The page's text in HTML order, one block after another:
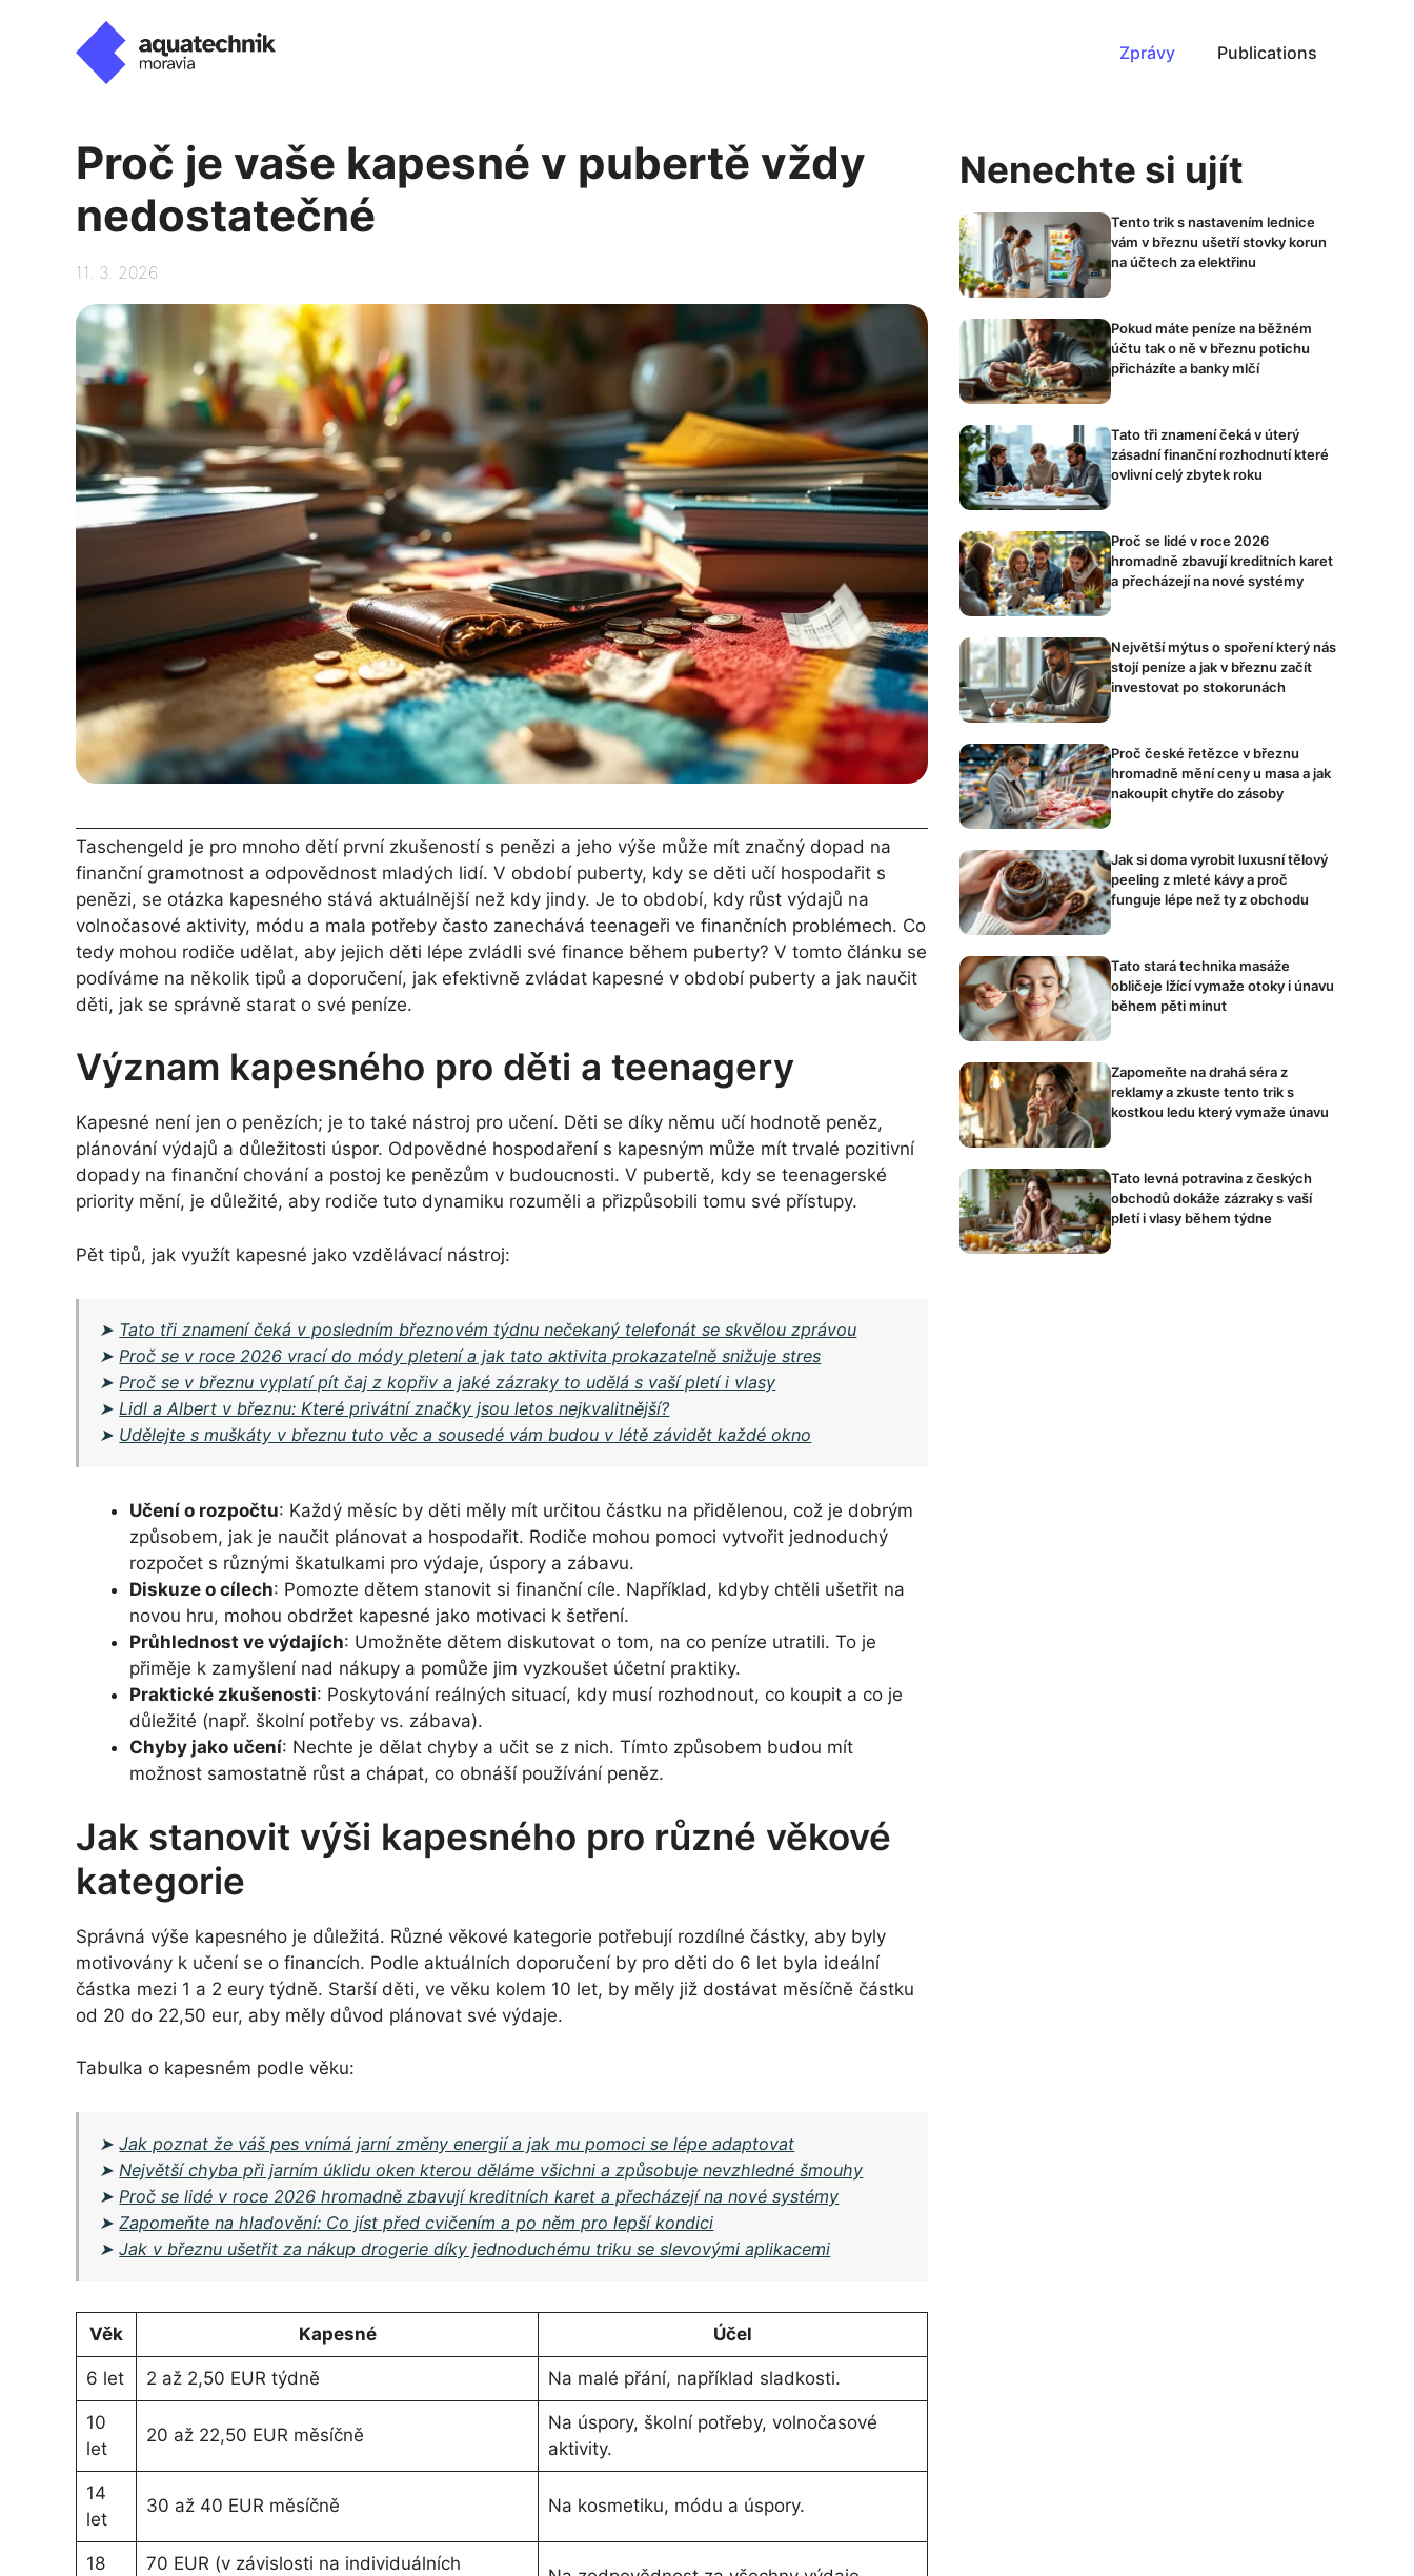
Zprávy Publications
Proč je vaše kapesné v pubertě vždy
nedostatečné
11. 3. 2026
Taschengeld je pro mnoho dětí první zkušeností s penězi a jeho výše může mít značný dopad na
finanční gramotnost a odpovědnost mladých lidí. V období puberty, kdy se děti učí hospodařit s
penězi, se otázka kapesného stává aktuálnější než kdy jindy. Je to období, kdy růst výdajů na
volnočasové aktivity, módu a mala potřeby často zanechává teenageři ve finančních problémech. Co
tedy mohou rodiče udělat, aby jejich děti lépe zvládli své finance během puberty? V tomto článku se
podíváme na několik tipů a doporučení, jak efektivně zvládat kapesné v období puberty a jak naučit
děti, jak se správně starat o své peníze.
Význam kapesného pro děti a teenagery
Kapesné není jen o penězích; je to také nástroj pro učení. Děti se díky němu učí hodnotě peněz,
plánování výdajů a důležitosti úspor. Odpovědné hospodaření s kapesným může mít trvalé pozitivní
dopady na finanční chování a postoj ke penězům v budoucnosti. V pubertě, kdy se teenagerské
priority mění, je důležité, aby rodiče tuto dynamiku rozuměli a přizpůsobili tomu své přístupy.
Pět tipů, jak využít kapesné jako vzdělávací nástroj:
➤ Tato tři znamení čeká v posledním březnovém týdnu nečekaný telefonát se skvělou zprávou
➤Proč se v roce 2026 vrací do módy pletení a jak tato aktivita prokazatelně snižuje stres
➤Proč se v březnu vyplatí pít čaj z kopřiv a jaké zázraky to udělá s vaší pletí i vlasy
➤Lidl a Albert v březnu: Které privátní značky jsou letos nejkvalitnější?
➤ Udělejte s muškáty v březnu tuto věc a sousedé vám budou v létě závidět každé okno
Učení o rozpočtu: Každý měsíc by děti měly mít určitou částku na přidělenou, což je dobrým
způsobem, jak je naučit plánovat a hospodařit. Rodiče mohou pomoci vytvořit jednoduchý
rozpočet s různými škatulkami pro výdaje, úspory a zábavu.
Diskuze o cílech: Pomozte dětem stanovit si finanční cíle. Například, kdyby chtěli ušetřit na
novou hru, mohou obdržet kapesné jako motivaci k šetření.
Průhlednost ve výdajích: Umožněte dětem diskutovat o tom, na co peníze utratili. To je
přiměje k zamyšlení nad nákupy a pomůže jim vyzkoušet účetní praktiky.
Praktické zkušenosti: Poskytování reálných situací, kdy musí rozhodnout, co koupit a co je
důležité (např. školní potřeby vs. zábava).
Chyby jako učení: Nechte je dělat chyby a učit se z nich. Tímto způsobem budou mít
možnost samostatně růst a chápat, co obnáší používání peněz.
Jak stanovit výši kapesného pro různé věkové
kategorie
Správná výše kapesného je důležitá. Různé věkové kategorie potřebují rozdílné částky, aby byly
motivovány k učení se o financích. Podle aktuálních doporučení by pro děti do 6 let byla ideální
částka mezi 1 a 2 eury týdně. Starší děti, ve věku kolem 10 let, by měly již dostávat měsíčně částku
od 20 do 22,50 eur, aby měly důvod plánovat své výdaje.
Tabulka o kapesném podle věku:
➤Jak poznat že váš pes vnímá jarní změny energií a jak mu pomoci se lépe adaptovat
➤Největší chyba při jarním úklidu oken kterou děláme všichni a způsobuje nevzhledné šmouhy
➤Proč se lidé v roce 2026 hromadně zbavují kreditních karet a přecházejí na nové systémy
➤Zapomeňte na hladovění: Co jíst před cvičením a po něm pro lepší kondici
➤Jak v březnu ušetřit za nákup drogerie díky jednoduchému triku se slevovými aplikacemi
Věk Kapesné Účel
6 let 2 až 2,50 EUR týdně Na malé přání, například sladkosti.
10
let
20 až 22,50 EUR měsíčně
Na úspory, školní potřeby, volnočasové
aktivity.
14
let
30 až 40 EUR měsíčně Na kosmetiku, módu a úspory.
18
70 EUR (v závislosti na individuálních
Nenechte si ujít
Tento trik s nastavením lednice
vám v březnu ušetří stovky korun
na účtech za elektřinu
Pokud máte peníze na běžném
účtu tak o ně v březnu potichu
přicházíte a banky mlčí
Tato tři znamení čeká v úterý
zásadní finanční rozhodnutí které
ovlivní celý zbytek roku
Proč se lidé v roce 2026
hromadně zbavují kreditních karet
a přecházejí na nové systémy
Největší mýtus o spoření který nás
stojí peníze a jak v březnu začít
investovat po stokorunách
Proč české řetězce v březnu
hromadně mění ceny u masa a jak
nakoupit chytře do zásoby
Jak si doma vyrobit luxusní tělový
peeling z mleté kávy a proč
funguje lépe než ty z obchodu
Tato stará technika masáže
obličeje lžící vymaže otoky i únavu
během pěti minut
Zapomeňte na drahá séra z
reklamy a zkuste tento trik s
kostkou ledu který vymaže únavu
Tato levná potravina z českých
obchodů dokáže zázraky s vaší
pletí i vlasy během týdne